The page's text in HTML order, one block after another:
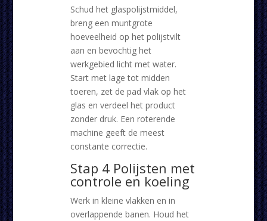
Schud het glaspolijstmiddel,
breng een muntgrote
hoeveelheid op het polijstvilt
aan en bevochtig het
werkgebied licht met water.
Start met lage tot midden
toeren, zet de pad vlak op het
glas en verdeel het product
zonder druk. Een roterende
machine geeft de meest
constante correctie.
Stap 4 Polijsten met
controle en koeling
Werk in kleine vlakken en in
overlappende banen. Houd het